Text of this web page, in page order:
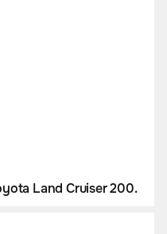
Land Cruiser 200.